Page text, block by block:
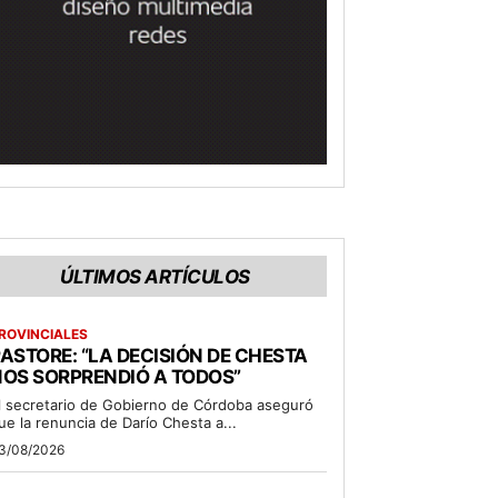
ÚLTIMOS ARTÍCULOS
“LA DECISIÓN DE CHESTA
SORPRENDIÓ A TODOS”
secretario de Gobierno de Córdoba aseguró
la renuncia de Darío Chesta a...
08/2026